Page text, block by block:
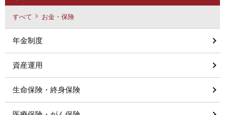
すべて お金・保険
年金制度
資産運用
生命保険・終身保険